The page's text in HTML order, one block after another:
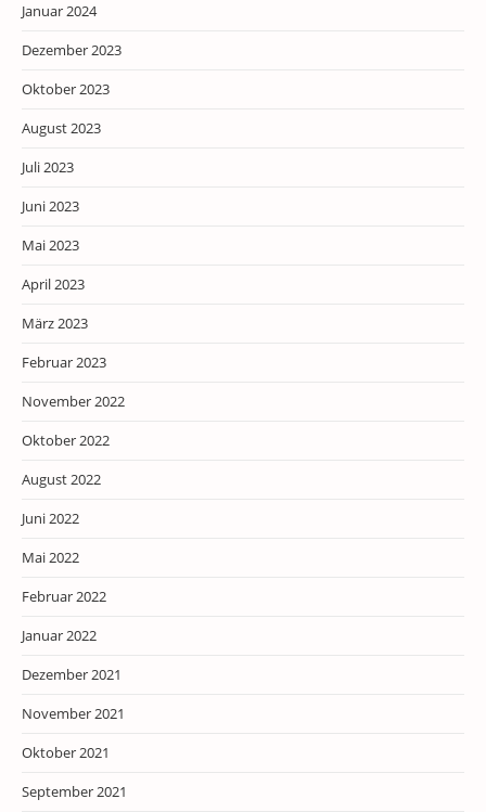
Januar 2024
Dezember 2023
Oktober 2023
August 2023
Juli 2023
Juni 2023
Mai 2023
April 2023
März 2023
Februar 2023
November 2022
Oktober 2022
August 2022
Juni 2022
Mai 2022
Februar 2022
Januar 2022
Dezember 2021
November 2021
Oktober 2021
September 2021